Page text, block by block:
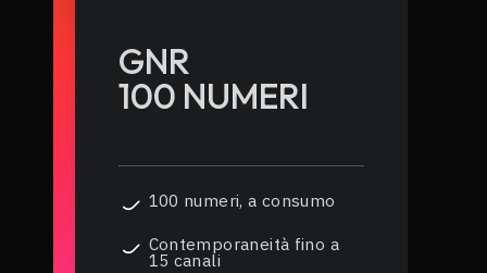
GNR
100 NUMERI
100 numeri, a consumo
Contemporaneità fino a
15 canali